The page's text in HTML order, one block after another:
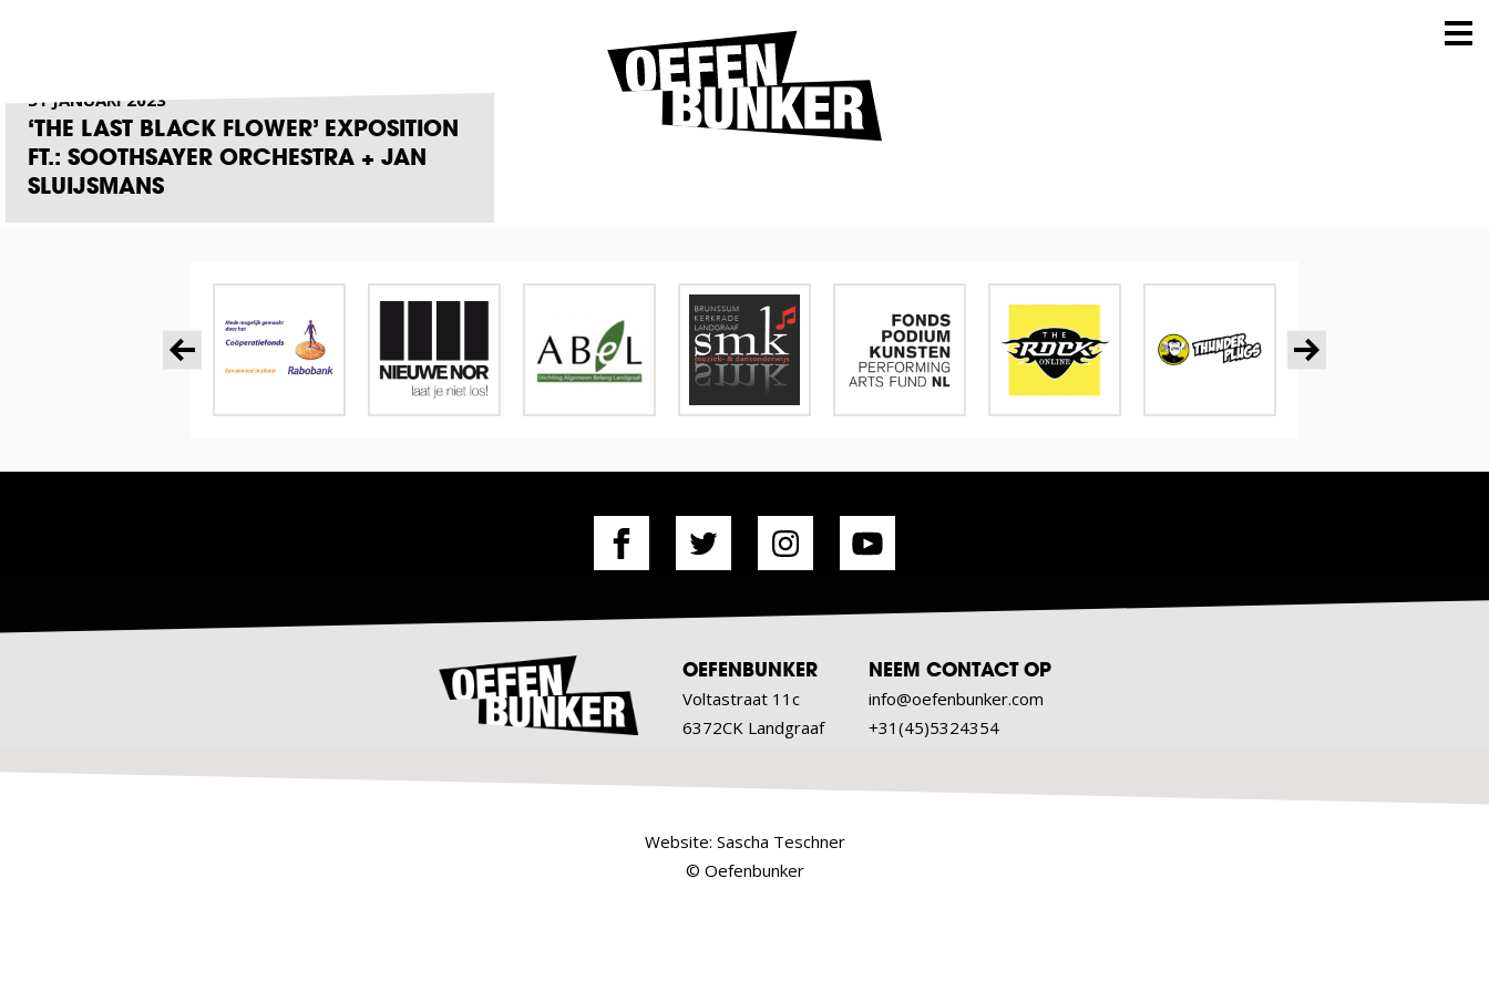
31 JANUARI 2023
‘THE LAST BLACK FLOWER’ EXPOSITION
FT.: SOOTHSAYER ORCHESTRA + JAN
SLUIJSMANS
OEFENBUNKER
Voltastraat 11c
6372CK Landgraaf
NEEM CONTACT OP
info@oefenbunker.com
+31(45)5324354
Website: Sascha Teschner
© Oefenbunker